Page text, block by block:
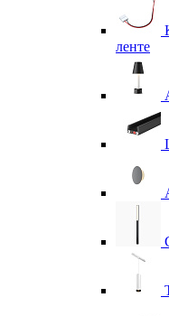
ленте